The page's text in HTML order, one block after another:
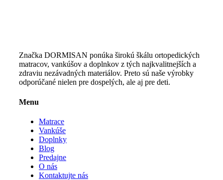
Značka DORMISAN ponúka širokú škálu ortopedických
matracov, vankúšov a doplnkov z tých najkvalitnejších a
zdraviu nezávadných materiálov. Preto sú naše výrobky
odporúčané nielen pre dospelých, ale aj pre deti.
Menu
Matrace
Vankúše
Doplnky
Blog
Predajne
O nás
Kontaktujte nás